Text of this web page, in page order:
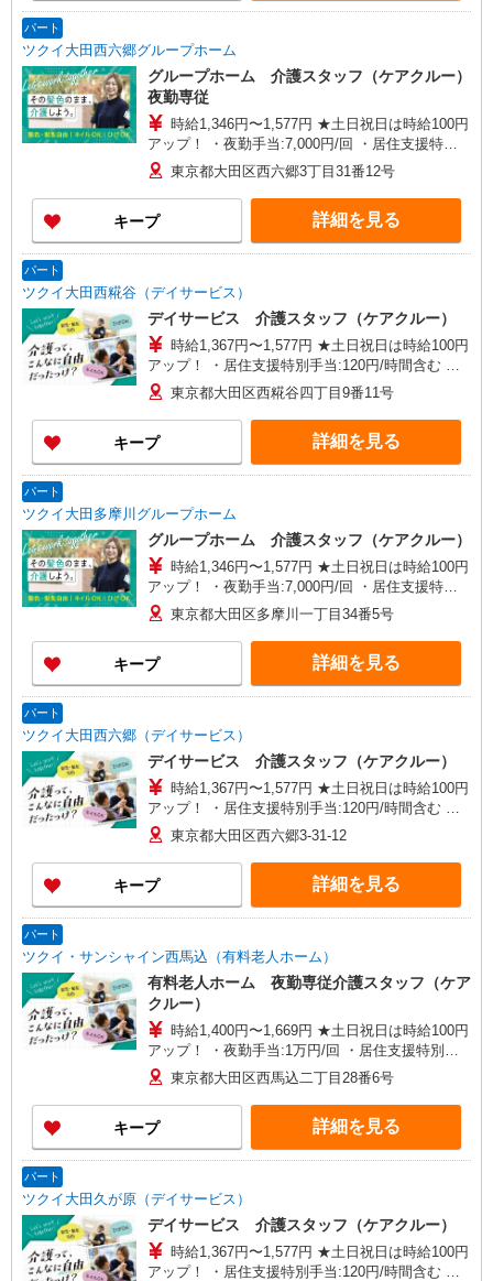
パート
ツクイ大田西六郷グループホーム
グループホーム 介護スタッフ（ケアクルー）
夜勤専従
時給1,346円〜1,577円 ★土日祝日は時給100円
アップ！ ・夜勤手当:7,000円/回 ・居住支援特別
手当:120円/時間含む ※給与幅は資格・経験等によ
る
東京都大田区西六郷3丁目31番12号
キープ 詳細を見る
パート
ツクイ大田西糀谷（デイサービス）
デイサービス 介護スタッフ（ケアクルー）
時給1,367円〜1,577円 ★土日祝日は時給100円
アップ！ ・居住支援特別手当:120円/時間含む ※
給与幅は資格・経験等による
東京都大田区西糀谷四丁目9番11号
キープ 詳細を見る
パート
ツクイ大田多摩川グループホーム
グループホーム 介護スタッフ（ケアクルー）
時給1,346円〜1,577円 ★土日祝日は時給100円
アップ！ ・夜勤手当:7,000円/回 ・居住支援特別
手当:120円/時間含む ※給与幅は資格・経験等によ
る
東京都大田区多摩川一丁目34番5号
キープ 詳細を見る
パート
ツクイ大田西六郷（デイサービス）
デイサービス 介護スタッフ（ケアクルー）
時給1,367円〜1,577円 ★土日祝日は時給100円
アップ！ ・居住支援特別手当:120円/時間含む ※
給与幅は資格・経験等による
東京都大田区西六郷3-31-12
キープ 詳細を見る
パート
ツクイ・サンシャイン西馬込（有料老人ホーム）
有料老人ホーム 夜勤専従介護スタッフ（ケア
クルー）
時給1,400円〜1,669円 ★土日祝日は時給100円
アップ！ ・夜勤手当:1万円/回 ・居住支援特別手
当:120円/時給含む ※給与幅は資格・経験等による
東京都大田区西馬込二丁目28番6号
キープ 詳細を見る
パート
ツクイ大田久が原（デイサービス）
デイサービス 介護スタッフ（ケアクルー）
時給1,367円〜1,577円 ★土日祝日は時給100円
アップ！ ・居住支援特別手当:120円/時間含む ※